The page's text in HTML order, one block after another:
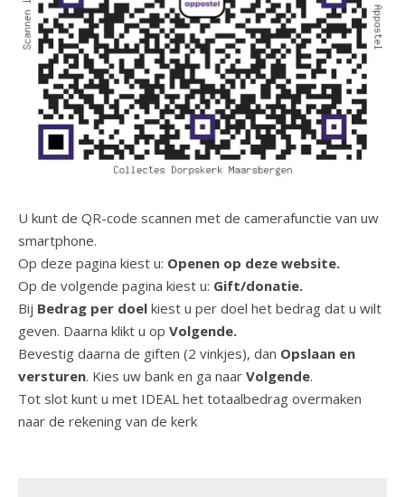
U kunt de QR-code scannen met de camerafunctie van uw
smartphone.
Op deze pagina kiest u: Openen op deze website.
Op de volgende pagina kiest u: Gift/donatie.
Bij Bedrag per doel kiest u per doel het bedrag dat u wilt
geven. Daarna klikt u op Volgende.
Bevestig daarna de giften (2 vinkjes), dan Opslaan en
versturen. Kies uw bank en ga naar Volgende.
Tot slot kunt u met IDEAL het totaalbedrag overmaken
naar de rekening van de kerk